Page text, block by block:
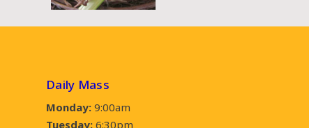
Daily Mass
Monday: 9:00am
Tuesday: 6:30pm